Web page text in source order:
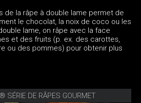
de la râpe à double lame permet de
le chocolat, la noix de coco ou les
lame, on râpe avec la face
et des fruits (p. ex. des carottes,
ou des pommes) pour obtenir plus
SÉRIE DE RÂPES GOURMET